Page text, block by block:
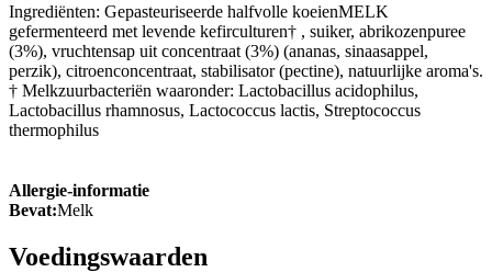
Ingrediënten: Gepasteuriseerde halfvolle koeienMELK
gefermenteerd met levende kefirculturen† , suiker, abrikozenpuree
(3%), vruchtensap uit concentraat (3%) (ananas, sinaasappel,
perzik), citroenconcentraat, stabilisator (pectine), natuurlijke aroma's.
† Melkzuurbacteriën waaronder: Lactobacillus acidophilus,
Lactobacillus rhamnosus, Lactococcus lactis, Streptococcus
thermophilus
Allergie-informatie
Bevat:Melk
Voedingswaarden